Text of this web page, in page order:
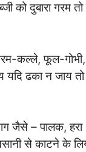
को दुबारा गरम
कल्ले, फूल-
यदि ढका न जाय
जैसे – पालक, हरा
से काटने के